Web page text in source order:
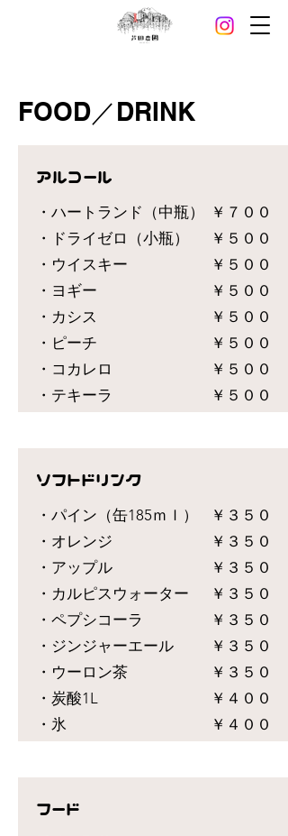
FOOD／DRINK
アルコール
・ハートランド（中瓶）
・ドライゼロ（小瓶）
・ウイスキー
・ヨギー
・カシス
・ピーチ
・コカレロ
・テキーラ
￥７００
￥５００
￥５００
￥５００
￥５００
￥５００
￥５００
￥５００
​ソフトドリンク
・パイン（缶185ｍｌ）
・オレンジ
・アップル
・カルピスウォーター
・ペプシコーラ
・ジンジャーエール
・ウーロン茶
・炭酸1L
​・氷
￥３５０
￥３５０
￥３５０
￥３５０
￥３５０
￥３５０
￥３５０
￥４００
￥４００
フード